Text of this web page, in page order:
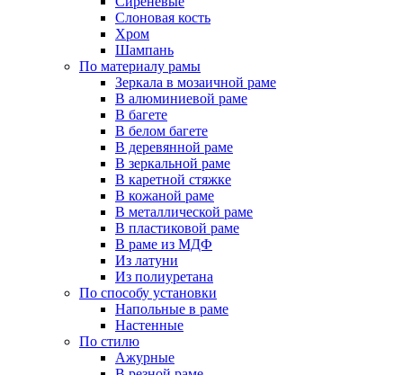
Слоновая кость
Хром
Шампань
По материалу рамы
Зеркала в мозаичной раме
В алюминиевой раме
В багете
В белом багете
В деревянной раме
В зеркальной раме
В каретной стяжке
В кожаной раме
В металлической раме
В пластиковой раме
В раме из МДФ
Из латуни
Из полиуретана
По способу установки
Напольные в раме
Настенные
По стилю
Ажурные